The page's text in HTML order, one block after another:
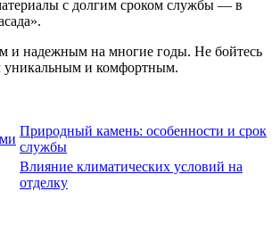
с долгим сроком службы — в
и надежным на многие годы. Не бойтесь
уникальным и комфортным.
Природный камень: особенности и срок
службы
Влияние климатических условий на
отделку